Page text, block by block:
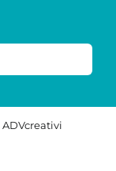
ADVcreativi